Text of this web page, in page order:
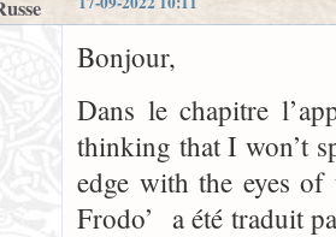
Bonjour,
Dans le chapitre
thinking that I won’t
edge with the eyes
Frodo’ a été traduit